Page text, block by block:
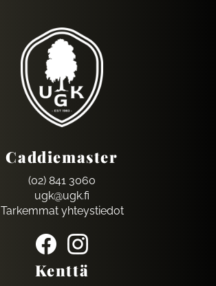
Caddiemaster
(02) 841 3060
ugk@ugk.fi
Tarkemmat yhteystiedot
Kenttä